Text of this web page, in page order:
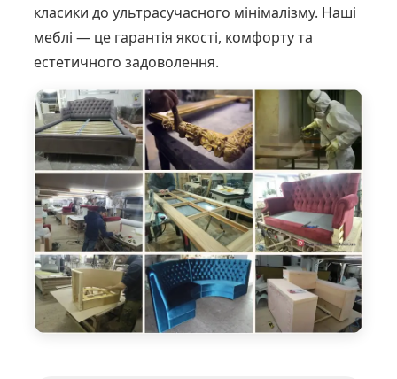
класики до ультрасучасного мінімалізму. Наші
меблі — це гарантія якості, комфорту та
естетичного задоволення.